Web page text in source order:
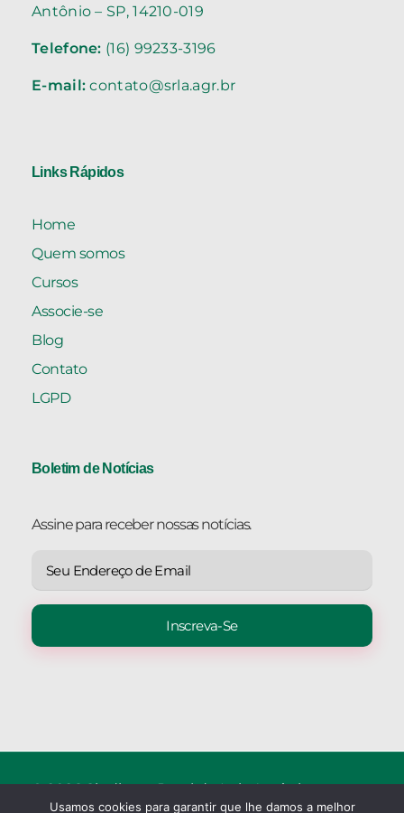
Antônio – SP, 14210-019
Telefone: (16) 99233-3196
E-mail: contato@srla.agr.br
Links Rápidos
Home
Quem somos
Cursos
Associe-se
Blog
Contato
LGPD
Boletim de Notícias
Assine para receber nossas notícias.
© 2026 Sindicato Rural de Luiz Antônio.
Usamos cookies para garantir que lhe damos a melhor